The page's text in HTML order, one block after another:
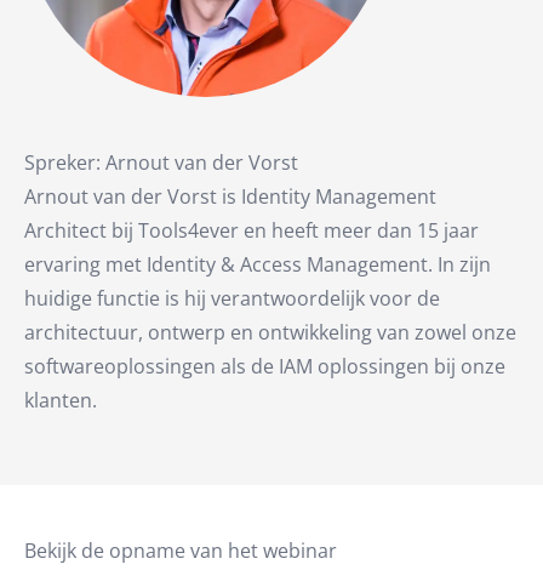
Spreker: Arnout van der Vorst
Arnout van der Vorst is Identity Management
Architect bij Tools4ever en heeft meer dan 15 jaar
ervaring met Identity & Access Management. In zijn
huidige functie is hij verantwoordelijk voor de
architectuur, ontwerp en ontwikkeling van zowel onze
softwareoplossingen als de IAM oplossingen bij onze
klanten.
Bekijk de opname van het webinar